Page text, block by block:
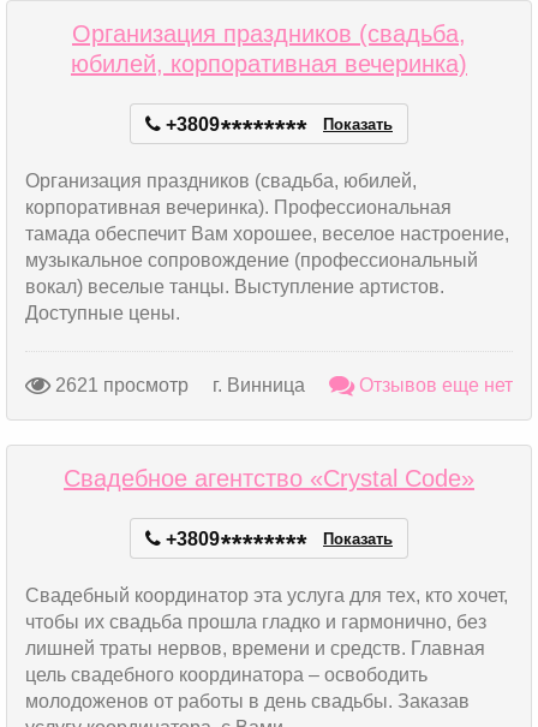
Организация праздников (свадьба,
юбилей, корпоративная вечеринка)
+3809******** Показать
Организация праздников (свадьба, юбилей,
корпоративная вечеринка). Профессиональная
тамада обеспечит Вам хорошее, веселое настроение,
музыкальное сопровождение (профессиональный
вокал) веселые танцы. Выступление артистов.
Доступные цены.
2621 просмотр г. Винница Отзывов еще нет
Свадебное агентство «Crystal Code»
+3809******** Показать
Свадебный координатор эта услуга для тех, кто хочет,
чтобы их свадьба прошла гладко и гармонично, без
лишней траты нервов, времени и средств. Главная
цель свадебного координатора – освободить
молодоженов от работы в день свадьбы. Заказав